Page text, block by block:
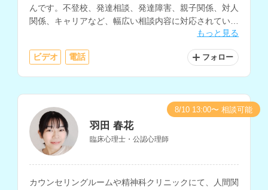
んです。不登校、発達相談、発達障害、親子関係、対人
関係、キャリアなど、幅広い相談内容に対応されていま
す。病院での勤務経験や大学講師の経験もお持ちです。
もっと見る
ビデオ 電話 フォロー
羽田 春花
臨床心理士・公認心理師
カウンセリングルームや精神科クリニックにて、人間関
8/10 13:00〜 相談可能